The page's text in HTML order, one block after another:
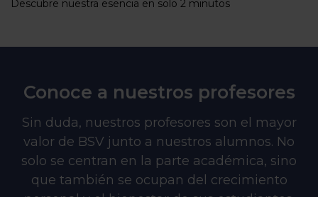
Descubre nuestra esencia en solo 2 minutos
Conoce a nuestros profesores
Sin duda, nuestros profesores son el mayor
valor de BSV junto a nuestros alumnos. No
solo se centran en la parte académica, sino
que también se ocupan del crecimiento